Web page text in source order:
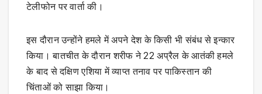
टेलीफोन पर वार्ता की।
इस दौरान उन्होंने हमले में अपने देश के किसी भी संबंध से इन्कार
किया। बातचीत के दौरान शरीफ ने 22 अप्रैल के आतंकी हमले
के बाद से दक्षिण एशिया में व्याप्त तनाव पर पाकिस्तान की
चिंताओं को साझा किया।